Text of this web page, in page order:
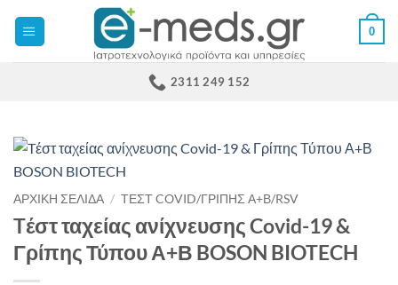
0
2311 249 152
ΑΡΧΙΚΉ ΣΕΛΊΔΑ / ΤΕΣΤ COVID/ΓΡΙΠΗΣ Α+Β/RSV
Tέστ ταχείας ανίχνευσης Covid-19 &
Γρίπης Τύπου Α+Β BOSON BIOTECH